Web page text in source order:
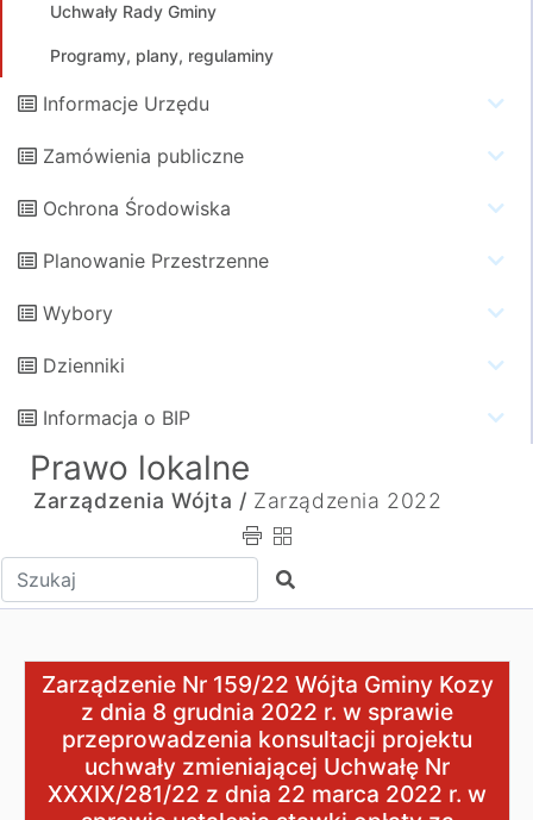
Uchwały Rady Gminy
Programy, plany, regulaminy
Informacje Urzędu
Zamówienia publiczne
Ochrona Środowiska
Planowanie Przestrzenne
Wybory
Dzienniki
Informacja o BIP
Prawo lokalne
Zarządzenia Wójta / Zarządzenia 2022
Wpisz tekst do wyszukania Szukaj
Zarządzenie Nr 159/22 Wójta Gminy Kozy z dnia 8
Zarządzenie Nr 159/22 Wójta Gminy Kozy
z dnia 8 grudnia 2022 r. w sprawie
przeprowadzenia konsultacji projektu
uchwały zmieniającej Uchwałę Nr
XXXIX/281/22 z dnia 22 marca 2022 r. w